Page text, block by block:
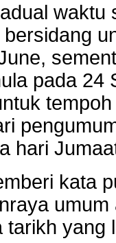
waktu
pada 24
hari
kata
tarikh yang